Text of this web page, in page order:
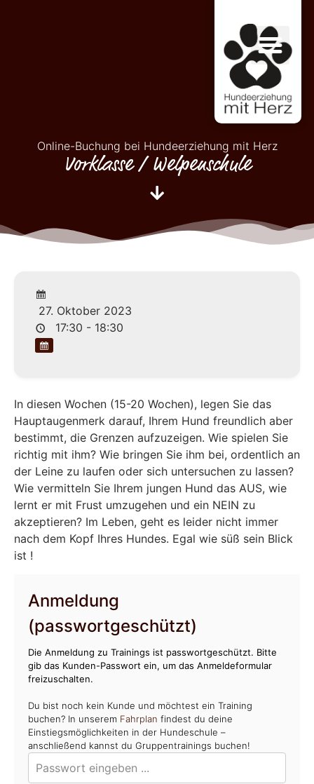
Online-Buchung bei Hundeerziehung mit Herz
Vorklasse / Welpenschule
27. Oktober 2023
17:30 - 18:30
In diesen Wochen (15-20 Wochen), legen Sie das
Hauptaugenmerk darauf, Ihrem Hund freundlich aber
bestimmt, die Grenzen aufzuzeigen. Wie spielen Sie
richtig mit ihm? Wie bringen Sie ihm bei, ordentlich an
der Leine zu laufen oder sich untersuchen zu lassen?
Wie vermitteln Sie Ihrem jungen Hund das AUS, wie
lernt er mit Frust umzugehen und ein NEIN zu
akzeptieren? Im Leben, geht es leider nicht immer
nach dem Kopf Ihres Hundes. Egal wie süß sein Blick
ist !
Anmeldung
(passwortgeschützt)
Die Anmeldung zu Trainings ist passwortgeschützt. Bitte
gib das Kunden-Passwort ein, um das Anmeldeformular
freizuschalten.
Du bist noch kein Kunde und möchtest ein Training
buchen? In unserem Fahrplan findest du deine
Einstiegsmöglichkeiten in der Hundeschule –
anschließend kannst du Gruppentrainings buchen!